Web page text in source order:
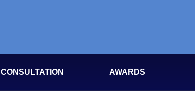
CONSULTATION AWARDS